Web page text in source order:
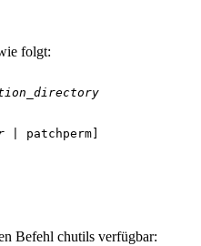
folgt:
| patchperm]
Befehl chutils verfügbar: